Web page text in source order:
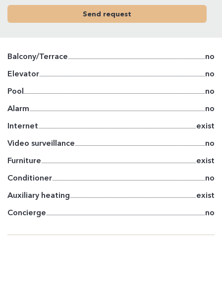
Send request
Balcony/Terrace
no
Elevator
no
Pool
no
Alarm
no
Internet
exist
Video surveillance
no
Furniture
exist
Conditioner
no
Auxiliary heating
exist
Concierge
no